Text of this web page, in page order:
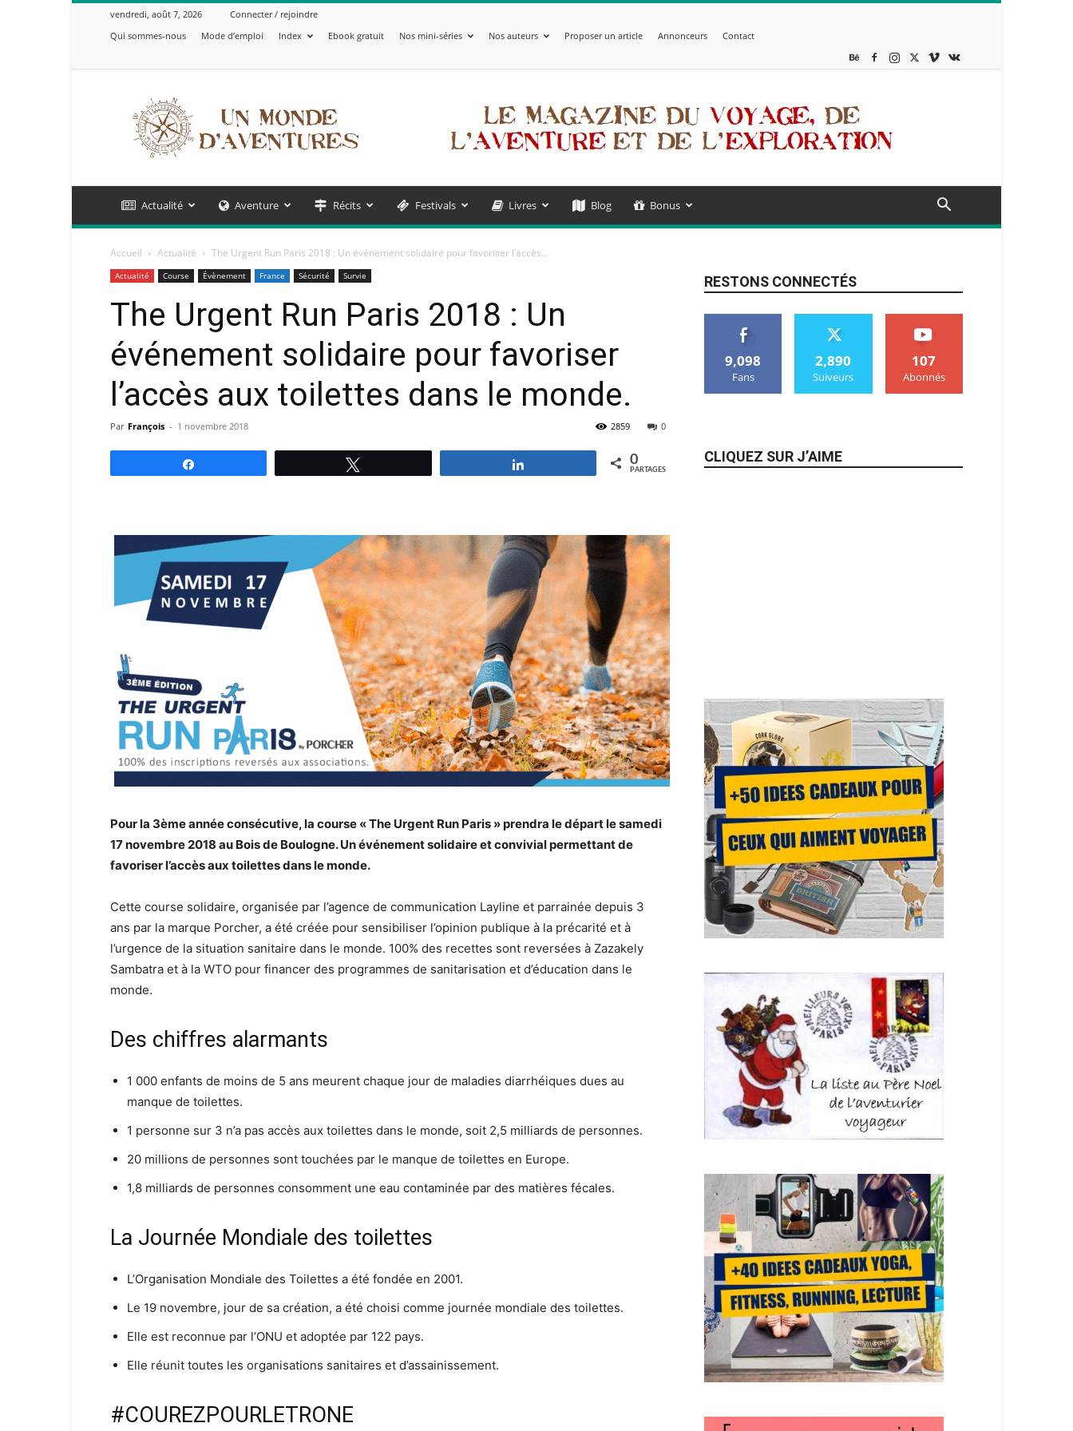
vendredi, août 7, 2026
Connecter / rejoindre
Qui sommes-nous
Mode d’emploi Index Ebook gratuit Nos mini-séries Nos auteurs Proposer un article Annonceurs Contact
Monde
d'Aventures
Actualité Aventure Récits Festivals Livres Blog Bonus
Accueil Actualité The Urgent Run Paris 2018 : Un événement solidaire pour favoriser l’accès...
Actualité Course Évènement France Sécurité Survie
The Urgent Run Paris 2018 : Un
événement solidaire pour favoriser
l’accès aux toilettes dans le monde.
Par François - 1 novembre 2018 0
2859
0
PARTAGES
Pour la 3ème année consécutive, la course « The Urgent Run Paris » prendra le départ le samedi
17 novembre 2018 au Bois de Boulogne. Un événement solidaire et convivial permettant de
favoriser l’accès aux toilettes dans le monde.
Cette course solidaire, organisée par l’agence de communication Layline et parrainée depuis 3
ans par la marque Porcher, a été créée pour sensibiliser l’opinion publique à la précarité et à
l’urgence de la situation sanitaire dans le monde. 100% des recettes sont reversées à Zazakely
Sambatra et à la WTO pour financer des programmes de sanitarisation et d’éducation dans le
monde.
Des chiffres alarmants
1 000 enfants de moins de 5 ans meurent chaque jour de maladies diarrhéiques dues au
manque de toilettes.
1 personne sur 3 n’a pas accès aux toilettes dans le monde, soit 2,5 milliards de personnes.
20 millions de personnes sont touchées par le manque de toilettes en Europe.
1,8 milliards de personnes consomment une eau contaminée par des matières fécales.
La Journée Mondiale des toilettes
L’Organisation Mondiale des Toilettes a été fondée en 2001.
Le 19 novembre, jour de sa création, a été choisi comme journée mondiale des toilettes.
Elle est reconnue par l’ONU et adoptée par 122 pays.
Elle réunit toutes les organisations sanitaires et d’assainissement.
#COUREZPOURLETRONE
RESTONS CONNECTÉS
9,098
Fans
2,890
Suiveurs
107
Abonnés
CLIQUEZ SUR J’AIME